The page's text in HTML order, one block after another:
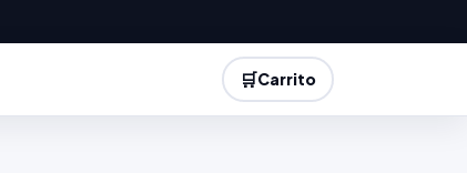
🛒Carrito